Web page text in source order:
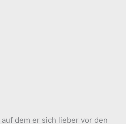
dem er sich lieber vor den